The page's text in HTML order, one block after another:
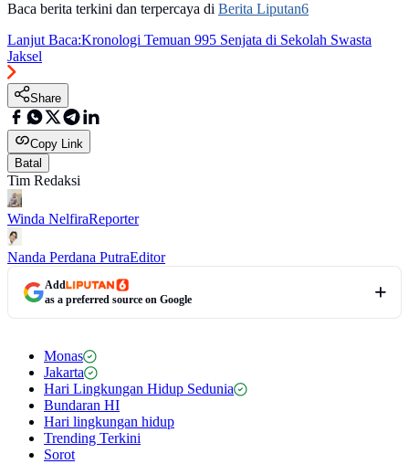
Baca berita terkini dan terpercaya di Berita Liputan6
Lanjut Baca:Kronologi Temuan 995 Senjata di Sekolah Swasta
Jaksel
Share
Copy Link
Batal
Tim Redaksi
Winda NelfiraReporter
Nanda Perdana PutraEditor
Add
as a preferred source on Google
Monas
Jakarta
Hari Lingkungan Hidup Sedunia
Bundaran HI
Hari lingkungan hidup
Trending Terkini
Sorot